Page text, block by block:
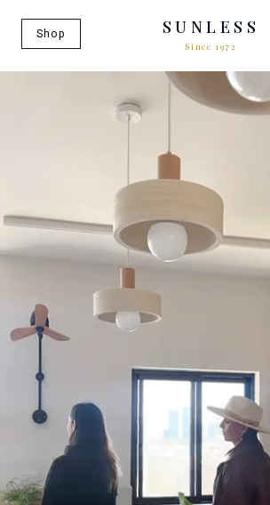
SUNLESS
Since 1972
Shop